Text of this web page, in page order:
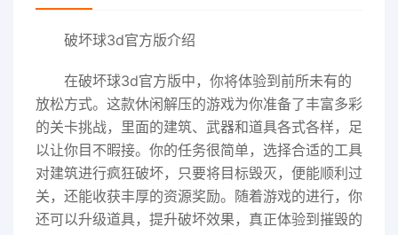
破坏球3d官方版介绍
在破坏球3d官方版中，你将体验到前所未有的
放松方式。这款休闲解压的游戏为你准备了丰富多彩
的关卡挑战，里面的建筑、武器和道具各式各样，足
以让你目不暇接。你的任务很简单，选择合适的工具
对建筑进行疯狂破坏，只要将目标毁灭，便能顺利过
关，还能收获丰厚的资源奖励。随着游戏的进行，你
还可以升级道具，提升破坏效果，真正体验到摧毁的